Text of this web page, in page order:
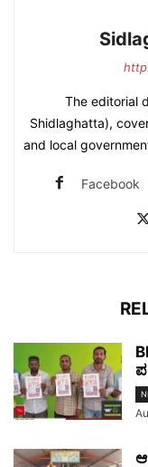
The editorial
Shidlaghatta),
and local
Facebook